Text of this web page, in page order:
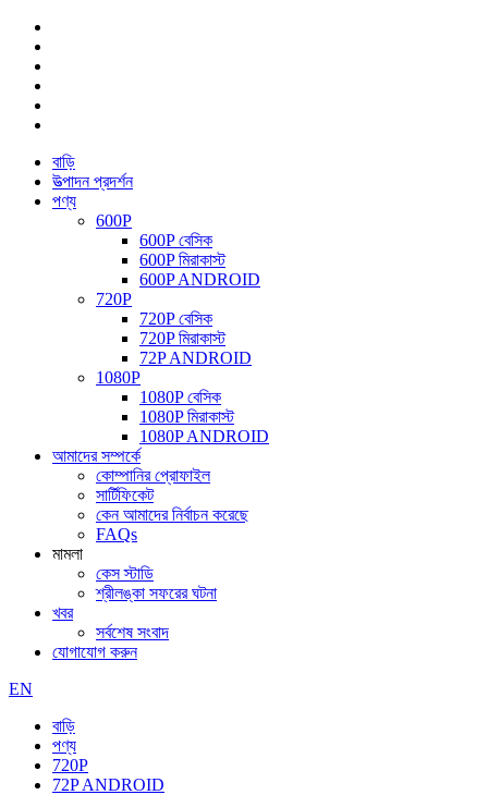
বাড়ি
উত্পাদন প্রদর্শন
পণ্য
600P
600P বেসিক
600P মিরাকাস্ট
600P ANDROID
720P
720P বেসিক
720P মিরাকাস্ট
72P ANDROID
1080P
1080P বেসিক
1080P মিরাকাস্ট
1080P ANDROID
আমাদের সম্পর্কে
কোম্পানির প্রোফাইল
সার্টিফিকেট
কেন আমাদের নির্বাচন করেছে
FAQs
মামলা
কেস স্টাডি
শ্রীলঙ্কা সফরের ঘটনা
খবর
সর্বশেষ সংবাদ
যোগাযোগ করুন
EN
বাড়ি
পণ্য
720P
72P ANDROID